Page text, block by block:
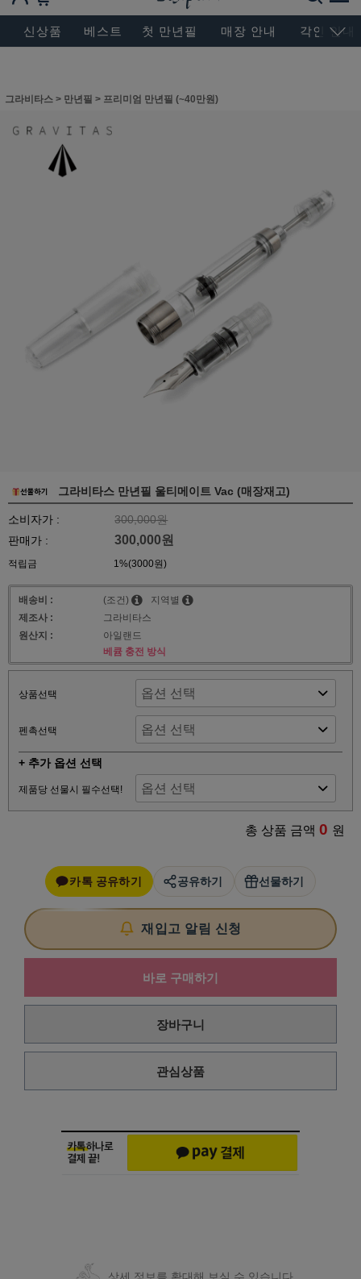
BESEN MASTERPIECE, SINCE 2004
신상품 베스트 첫 만년필 매장 안내 각인 안내
그라비타스 > 만년필 > 프리미엄 만년필 (~40만원)
그라비타스 만년필 울티메이트 Vac (매장재고)
소비자가 :
300,000원
판매가 :
300,000원
적립금 1%(3000원)
배송비 : (조건)
지역별
제조사 :
그라비타스
원산지 :
아일랜드
베큠 충전 방식
상품선택
펜촉선택
+ 추가 옵션 선택
제품당 선물시 필수선택!
총 상품 금액 0 원
카톡 공유하기 공유하기 선물하기
재입고 알림 신청
바로 구매하기
장바구니
관심상품